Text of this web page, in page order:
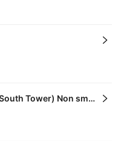
Superior Twin Room(South Tower) Non smoking